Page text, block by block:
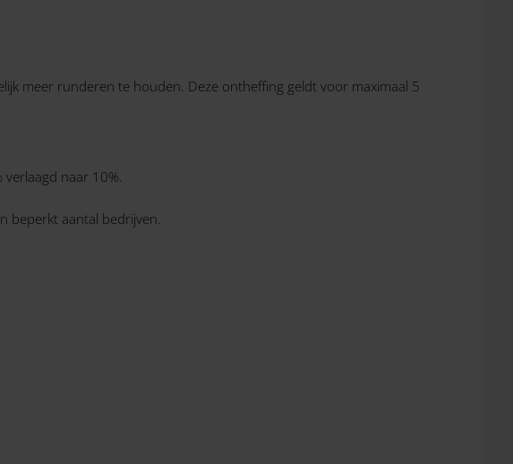
meer runderen te houden. Deze ontheffing geldt voor maximaal 5
naar 10%.
beperkt aantal bedrijven.